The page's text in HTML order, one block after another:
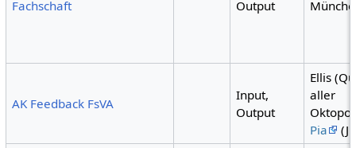
Fachschaft
Output
AK Feedback FsVA
Input,
Output
Ellis
aller
Pia